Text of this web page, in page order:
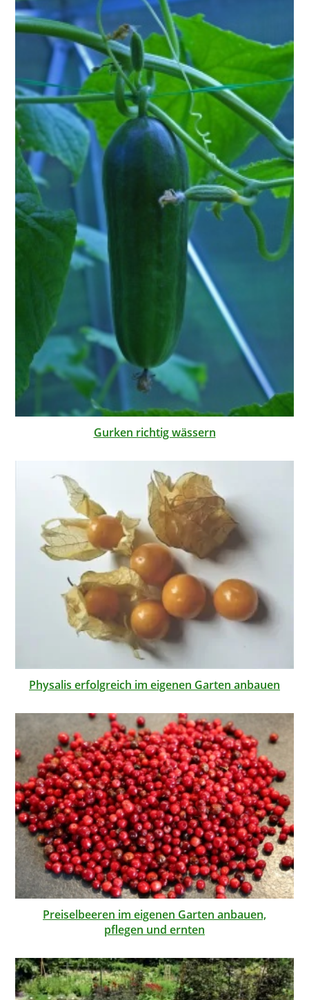
Gurken richtig wässern
Physalis erfolgreich im eigenen Garten anbauen
Preiselbeeren im eigenen Garten anbauen,
pflegen und ernten